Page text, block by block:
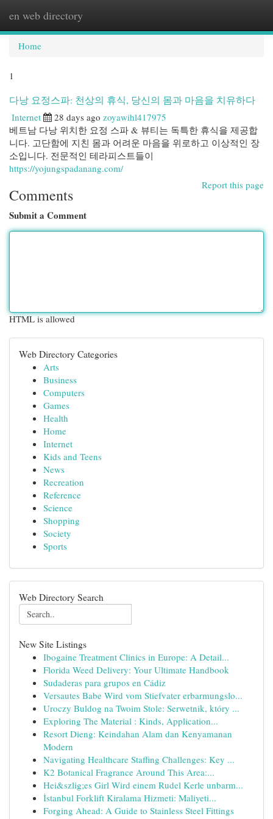
en web directory
Home
1
다낭 요정스파: 천상의 휴식, 당신의 몸과 마음을 치유하다
Internet 28 days ago zoyawihl417975
베트남 다낭 위치한 요정 스파 & 뷰티는 독특한 휴식을 제공합
니다. 고단함에 지친 몸과 어려운 마음을 위로하고 이상적인 장
소입니다. 전문적인 테라피스트들이
https://yojungspadanang.com/
Report this page
Comments
Submit a Comment
HTML is allowed
Web Directory Categories
Arts
Business
Computers
Games
Health
Home
Internet
Kids and Teens
News
Recreation
Reference
Science
Shopping
Society
Sports
Web Directory Search
New Site Listings
Ibogaine Treatment Clinics in Europe: A Detail...
Florida Weed Delivery: Your Ultimate Handbook
Sudaderas para grupos en Cádiz
Versautes Babe Wird vom Stiefvater erbarmungslo...
Uroczy Buldog na Twoim Stole: Serwetnik, który ...
Exploring The Material : Kinds, Application...
Resort Dieng: Keindahan Alam dan Kenyamanan
Modern
Navigating Healthcare Staffing Challenges: Key ...
K2 Botanical Fragrance Around This Area:...
Hei&szlig;es Girl Wird einem Rudel Kerle unbarm...
İstanbul Forklift Kiralama Hizmeti: Maliyeti...
Forging Ahead: A Guide to Stainless Steel Fittings